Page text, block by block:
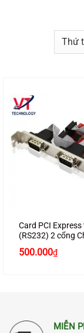
Card PCI Express
(RS232) 2 cổng
500.000₫
MIỄN